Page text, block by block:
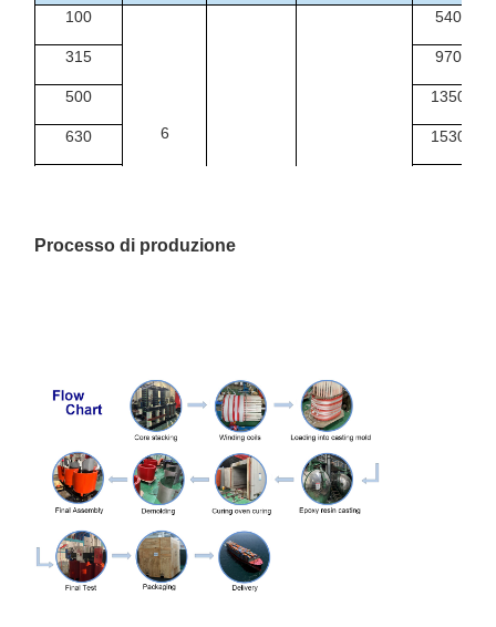
100
6
10.5
540
315 970
500 1350
630 1530
1600
Processo di produzione